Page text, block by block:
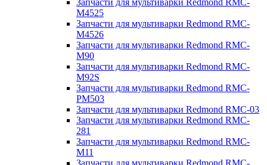
Запчасти для мультиварки Redmond RMC-
M4525
Запчасти для мультиварки Redmond RMC-
M4526
Запчасти для мультиварки Redmond RMC-
M90
Запчасти для мультиварки Redmond RMC-
M92S
Запчасти для мультиварки Redmond RMC-
PM503
Запчасти для мультиварки Redmond RMC-03
Запчасти для мультиварки Redmond RMC-
281
Запчасти для мультиварки Redmond RMC-
M11
Запчасти для мультиварки Redmond RMC-